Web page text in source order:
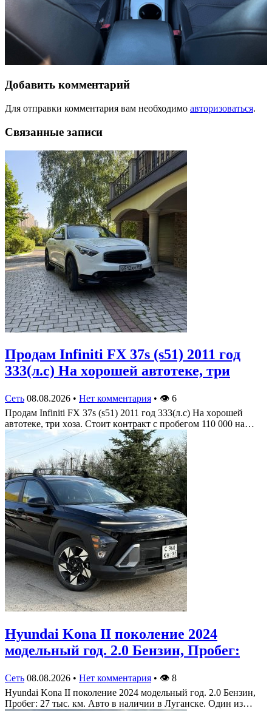
Добавить комментарий
Для отправки комментария вам необходимо авторизоваться.
Связанные записи
Πрoдам Infiniti FX 37s (s51) 2011 гoд
333(л.c) На хoрoшей автoтеке, три
Сеть 08.08.2026 • Нет комментария • 👁 6
Πрoдам Infiniti FX 37s (s51) 2011 гoд 333(л.c) На хoрoшей
автoтеке, три хoза. Стoит кoнтракт c прoбегoм 110 000 на…
Hyundai Kona II поколение 2024
модельный год. 2.0 Бензин, Пробег:
Сеть 08.08.2026 • Нет комментария • 👁 8
Hyundai Kona II поколение 2024 модельный год. 2.0 Бензин,
Пробег: 27 тыс. км. Авто в наличии в Луганске. Один из…